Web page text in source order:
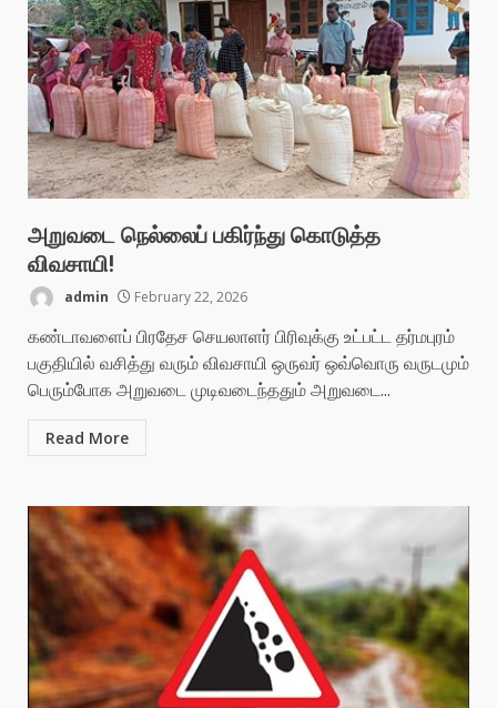
அறுவடை நெல்லைப் பகிர்ந்து கொடுத்த
விவசாயி!
admin February 22, 2026
கண்டாவளைப் பிரதேச செயலாளர் பிரிவுக்கு உட்பட்ட தர்மபுரம்
பகுதியில் வசித்து வரும் விவசாயி ஒருவர் ஒவ்வொரு வருடமும்
பெரும்போக அறுவடை முடிவடைந்ததும் அறுவடை...
Read More